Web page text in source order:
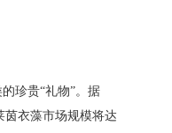
珍贵“礼物”。据
茵衣藻市场规模将达